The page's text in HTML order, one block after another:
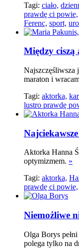
Tagi: ciało,
prawdę ci powie,
Ferenc, sport,
Między ciszą
Najszczęśliwsza
maraton i
Tagi: aktorka,
lustro prawdę
Aktorka Hanna
optymizmem. »
Tagi: aktorka,
prawdę ci powie,
Niemożliwe
Olga Borys
polega tylko na